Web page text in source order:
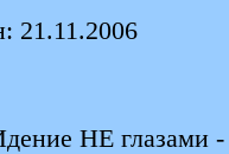
21.11.2006
НЕ глазами